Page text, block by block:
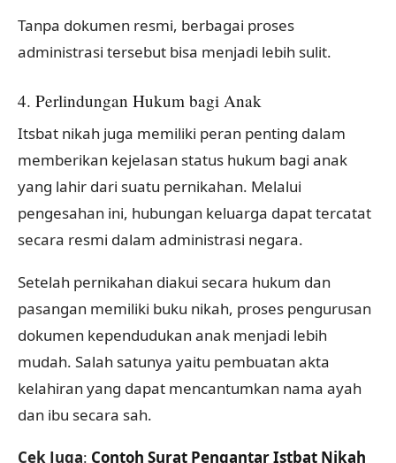
Tanpa dokumen resmi, berbagai proses
administrasi tersebut bisa menjadi lebih sulit.
4. Perlindungan Hukum bagi Anak
Itsbat nikah juga memiliki peran penting dalam
memberikan kejelasan status hukum bagi anak
yang lahir dari suatu pernikahan. Melalui
pengesahan ini, hubungan keluarga dapat tercatat
secara resmi dalam administrasi negara.
Setelah pernikahan diakui secara hukum dan
pasangan memiliki buku nikah, proses pengurusan
dokumen kependudukan anak menjadi lebih
mudah. Salah satunya yaitu pembuatan akta
kelahiran yang dapat mencantumkan nama ayah
dan ibu secara sah.
Cek Juga: Contoh Surat Pengantar Istbat Nikah